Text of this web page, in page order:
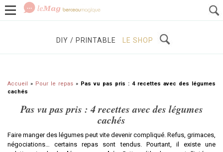
GROSSESSE BÉBÉS / ENFANTS
DIY / PRINTABLE LE SHOP
Accueil » Pour le repas » Pas vu pas pris : 4 recettes avec des légumes
cachés
Pas vu pas pris : 4 recettes avec des légumes
cachés
Faire manger des légumes peut vite devenir compliqué. Refus, grimaces,
négociations… certains repas sont tendus. Pourtant, il existe une